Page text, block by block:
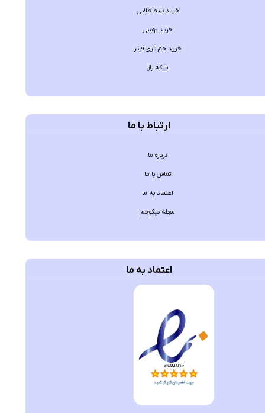
خرید بلیط طلایی
خرید یوسی
خرید جم فری فایر
سکه باز
ارتباط با ما
درباره ما
تماس با ما
اعتماد به ما
مجله نیکوجم
اعتماد به ما